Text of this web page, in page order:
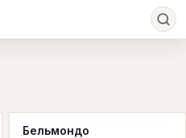
Ц Ч Ш Э Ю
Бельмондо